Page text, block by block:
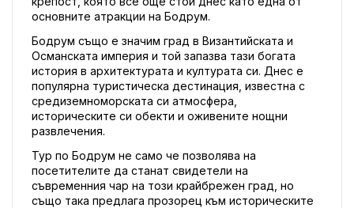
основните атракции на Бодрум.
Бодрум също е значим град в Византийската и
Османската империя и той запазва тази богата
история в архитектурата и културата си. Днес е
популярна туристическа дестинация, известна с
средиземноморската си атмосфера,
историческите си обекти и оживените нощни
развлечения.
Тур по Бодрум не само че позволява на
посетителите да станат свидетели на
съвременния чар на този крайбрежен град, но
също така предлага прозорец към историческите